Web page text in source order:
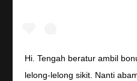
Hi. Tengah beratur ambil
lelong-lelong sikit. Nanti